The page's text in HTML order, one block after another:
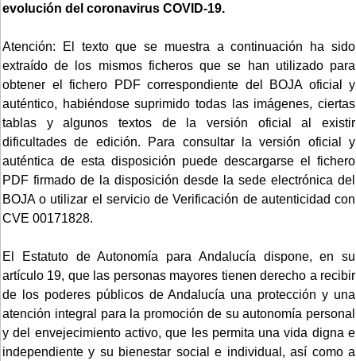
evolución del coronavirus COVID-19.
Atención: El texto que se muestra a continuación ha sido
extraído de los mismos ficheros que se han utilizado para
obtener el fichero PDF correspondiente del BOJA oficial y
auténtico, habiéndose suprimido todas las imágenes, ciertas
tablas y algunos textos de la versión oficial al existir
dificultades de edición. Para consultar la versión oficial y
auténtica de esta disposición puede descargarse el fichero
PDF firmado de la disposición desde la sede electrónica del
BOJA o utilizar el servicio de Verificación de autenticidad con
CVE 00171828.
El Estatuto de Autonomía para Andalucía dispone, en su
artículo 19, que las personas mayores tienen derecho a recibir
de los poderes públicos de Andalucía una protección y una
atención integral para la promoción de su autonomía personal
y del envejecimiento activo, que les permita una vida digna e
independiente y su bienestar social e individual, así como a